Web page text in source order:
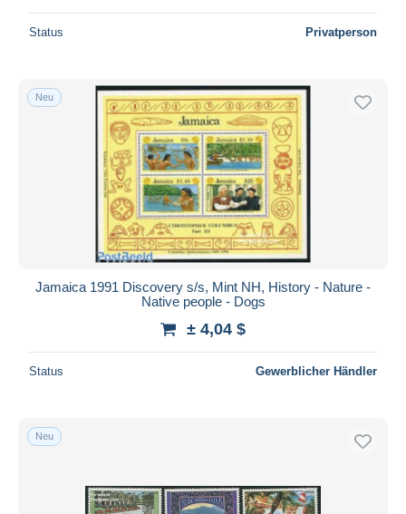
Status Privatperson
Neu
Jamaica 1991 Discovery s/s, Mint NH, History - Nature -
Native people - Dogs
± 4,04 $
Status Gewerblicher Händler
Neu